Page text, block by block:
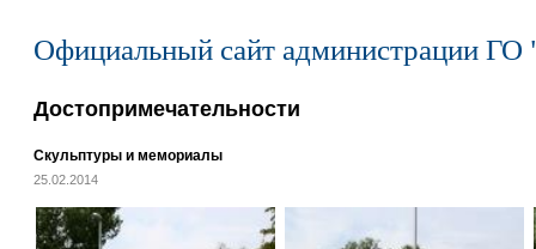
Официальный сайт администрации ГО
Достопримечательности
Скульптуры и мемориалы
25.02.2014